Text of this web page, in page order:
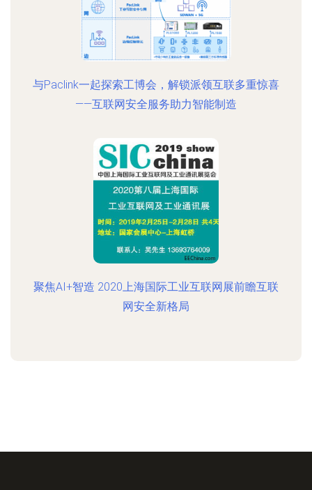
与Paclink一起探索工博会，解锁派领互联多重惊喜
——互联网安全服务助力智能制造
聚焦AI+智造 2020上海国际工业互联网展前瞻互联
网安全新格局